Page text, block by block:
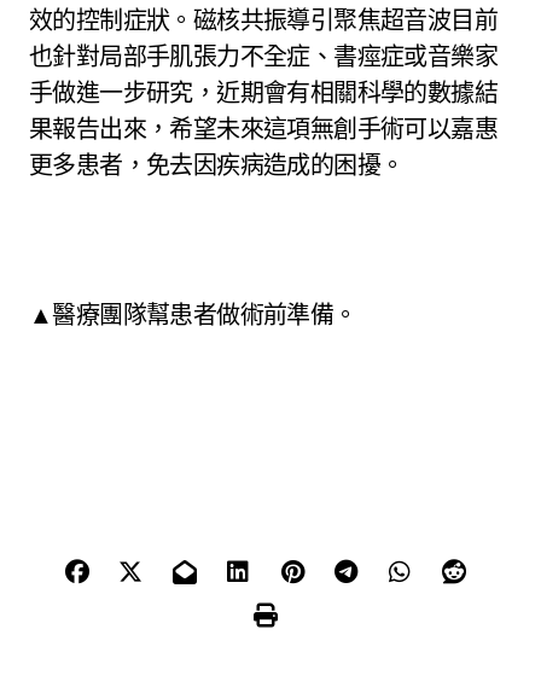
效的控制症狀。磁核共振導引聚焦超音波目前
也針對局部手肌張力不全症、書痙症或音樂家
手做進一步研究，近期會有相關科學的數據結
果報告出來，希望未來這項無創手術可以嘉惠
更多患者，免去因疾病造成的困擾。
▲醫療團隊幫患者做術前準備。